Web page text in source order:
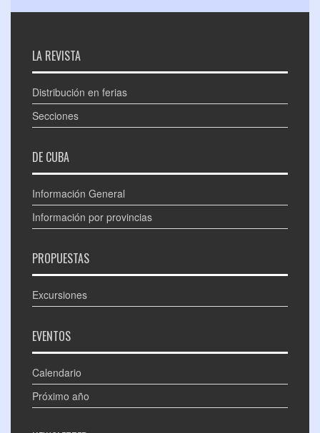
LA REVISTA
Distribución en ferias
Secciones
DE CUBA
Información General
Información por provincias
PROPUESTAS
Excursiones
EVENTOS
Calendario
Próximo año